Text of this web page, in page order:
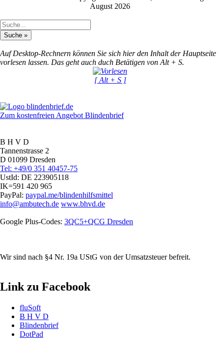
August 2026
Auf Desktop-Rechnern können Sie sich hier den Inhalt der Hauptseite
vorlesen lassen. Das geht auch duch Betätigen von Alt + S.
[ Alt + S ]
Zum kostenfreien Angebot Blindenbrief
B H V D
Tannenstrasse 2
D 01099 Dresden
Tel: +49/0 351 40457-75
UstId: DE 223905118
IK=591 420 965
PayPal: paypal.me/blindenhilfsmittel
info@ambutech.de www.bhvd.de
Google Plus-Codes: 3QC5+QCG Dresden
Wir sind nach §4 Nr. 19a UStG von der Umsatzsteuer befreit.
Link zu Facebook
fluSoft
B H V D
Blindenbrief
DotPad